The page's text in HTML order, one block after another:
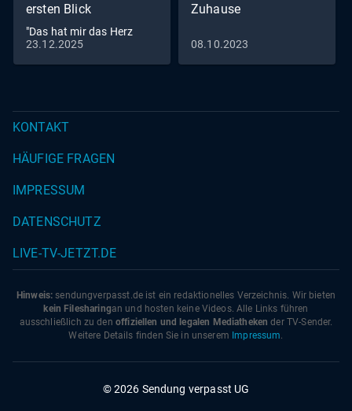
ersten Blick
"Das hat mir das Herz
zerrissen": Ein Finale
emotionaler denn je!
23.12.2025
Zuhause
08.10.2023
KONTAKT
HÄUFIGE FRAGEN
IMPRESSUM
DATENSCHUTZ
LIVE-TV-JETZT.DE
Hinweis: sendungverpasst.de ist ein redaktionelles Verzeichnis. Wir bieten
kein Filesharingan und hosten keine Videos. Alle Links führen
ausschließlich zu den offiziellen und legalen Mediatheken der TV-Sender.
Weitere Details finden Sie in unserem Impressum.
© 2026 Sendung verpasst UG